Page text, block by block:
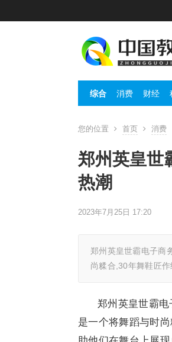
综合 消费 财经
您的位置 首页 消费
郑州英皇世
热潮
2023年7月25日 17:20
郑州英皇世霸电子商
尚糅合,30年舞鞋匠
郑州英皇世霸
是一个将舞蹈与时